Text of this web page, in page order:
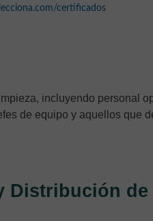
certificados
incluyendo personal
de equipo y aquellos que
Distribución de